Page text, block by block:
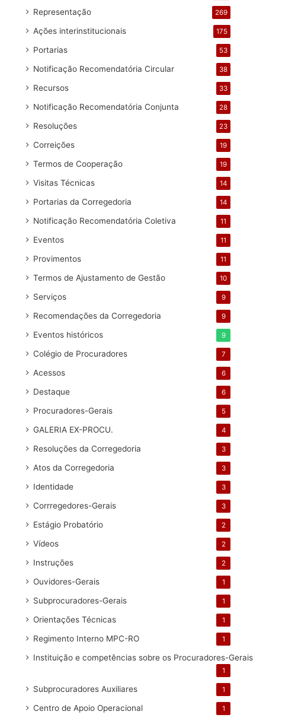
Representação 269
Ações interinstitucionais 175
Portarias 53
Notificação Recomendatória Circular 38
Recursos 33
Notificação Recomendatória Conjunta 28
Resoluções 23
Correições 19
Termos de Cooperação 19
Visitas Técnicas 14
Portarias da Corregedoria 14
Notificação Recomendatória Coletiva 11
Eventos 11
Provimentos 11
Termos de Ajustamento de Gestão 10
Serviços 9
Recomendações da Corregedoria 9
Eventos históricos 9
Colégio de Procuradores 7
Acessos 6
Destaque 6
Procuradores-Gerais 5
GALERIA EX-PROCU. 4
Resoluções da Corregedoria 3
Atos da Corregedoria 3
Identidade 3
Corrregedores-Gerais 3
Estágio Probatório 2
Vídeos 2
Instruções 2
Ouvidores-Gerais 1
Subprocuradores-Gerais 1
Orientações Técnicas 1
Regimento Interno MPC-RO 1
Instituição e competências sobre os Procuradores-Gerais
1
Subprocuradores Auxiliares 1
Centro de Apoio Operacional 1